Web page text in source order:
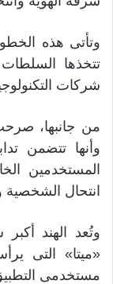
وتأتى هذه
تتخذها
شركات
من جانبها،
وأنها تتضمن
المستخدمين
انتحال الشخصية
وتُعد الهند
«ميتا» التى
مستخدمى التطبيق فيها